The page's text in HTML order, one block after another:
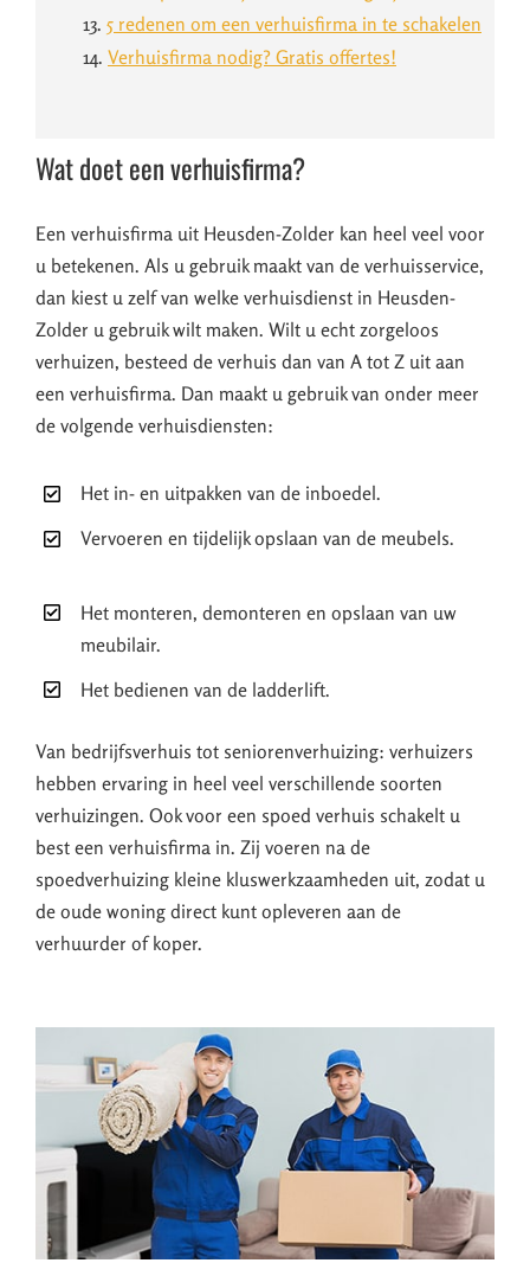
13. 5 redenen om een verhuisfirma in te schakelen
14. Verhuisfirma nodig? Gratis offertes!
Wat doet een verhuisfirma?
Een verhuisfirma uit Heusden-Zolder kan heel veel voor
u betekenen. Als u gebruik maakt van de verhuisservice,
dan kiest u zelf van welke verhuisdienst in Heusden-
Zolder u gebruik wilt maken. Wilt u echt zorgeloos
verhuizen, besteed de verhuis dan van A tot Z uit aan
een verhuisfirma. Dan maakt u gebruik van onder meer
de volgende verhuisdiensten:
Het in- en uitpakken van de inboedel.
Vervoeren en tijdelijk opslaan van de meubels.
Het monteren, demonteren en opslaan van uw
meubilair.
Het bedienen van de ladderlift.
Van bedrijfsverhuis tot seniorenverhuizing: verhuizers
hebben ervaring in heel veel verschillende soorten
verhuizingen. Ook voor een spoed verhuis schakelt u
best een verhuisfirma in. Zij voeren na de
spoedverhuizing kleine kluswerkzaamheden uit, zodat u
de oude woning direct kunt opleveren aan de
verhuurder of koper.